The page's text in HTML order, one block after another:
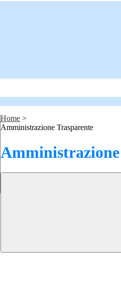
Home >
Amministrazione Trasparente